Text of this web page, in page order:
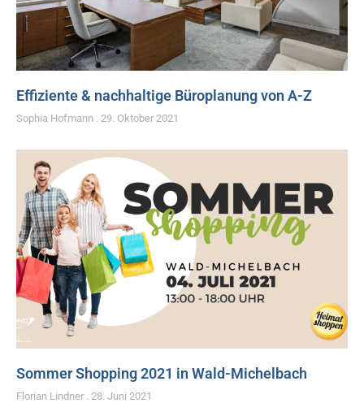
Effiziente & nachhaltige Büroplanung von A-Z
Sophia Hofmann 29. Oktober 2021
Sommer Shopping 2021 in Wald-Michelbach
Florian Lindner 28. Juni 2021